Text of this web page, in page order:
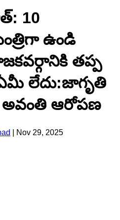
10
ఉండి
తప్ప
లేదు:జాగృతి
అవంతి ఆరోపణ
Nov 29, 2025